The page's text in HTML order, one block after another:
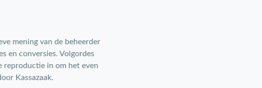
mening van de beheerder
en conversies. Volgordes
reproductie in om het even
Kassazaak.